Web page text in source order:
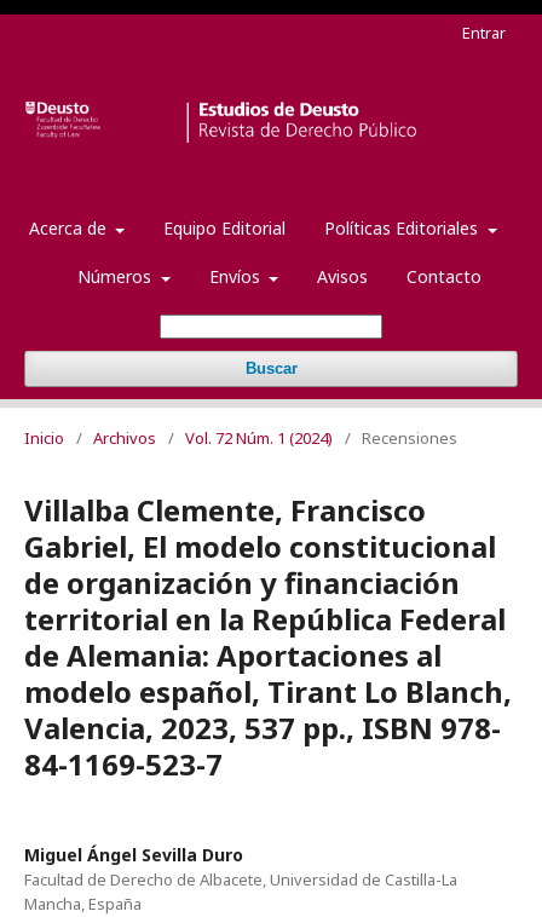
Acerca de Equipo Editorial Políticas Editoriales
Números Envíos Avisos Contacto
Buscar
Entrar
Inicio / Archivos / Vol. 72 Núm. 1 (2024) / Recensiones
Villalba Clemente, Francisco
Gabriel, El modelo constitucional
de organización y financiación
territorial en la República Federal
de Alemania: Aportaciones al
modelo español, Tirant Lo Blanch,
Valencia, 2023, 537 pp., ISBN 978-
84-1169-523-7
Miguel Ángel Sevilla Duro
Facultad de Derecho de Albacete, Universidad de Castilla-La
Mancha, España